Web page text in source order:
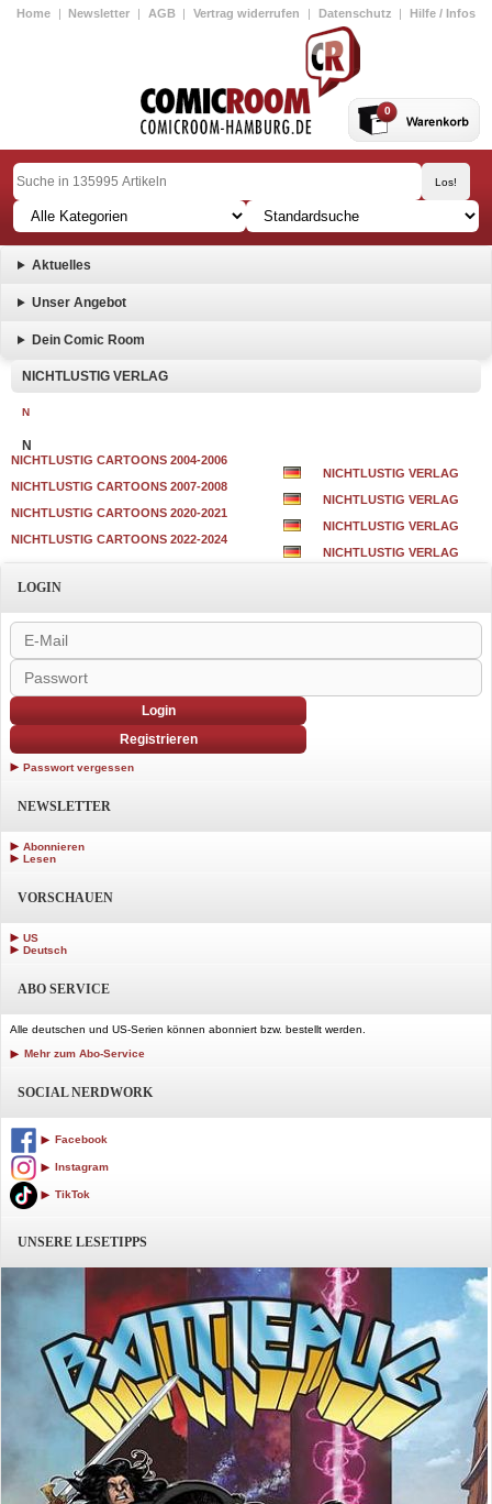
Home | Newsletter | AGB | Vertrag widerrufen | Datenschutz | Hilfe / Infos
0
Aktuelles
Unser Angebot
Dein Comic Room
NICHTLUSTIG VERLAG
N
N
NICHTLUSTIG CARTOONS 2004-2006
NICHTLUSTIG VERLAG
NICHTLUSTIG CARTOONS 2007-2008
NICHTLUSTIG VERLAG
NICHTLUSTIG CARTOONS 2020-2021
NICHTLUSTIG VERLAG
NICHTLUSTIG CARTOONS 2022-2024
NICHTLUSTIG VERLAG
LOGIN
Login
Registrieren
Passwort vergessen
NEWSLETTER
Abonnieren
Lesen
VORSCHAUEN
US
Deutsch
ABO SERVICE
Alle deutschen und US-Serien können abonniert bzw. bestellt werden.
Mehr zum Abo-Service
SOCIAL NERDWORK
Facebook
Instagram
TikTok
UNSERE LESETIPPS